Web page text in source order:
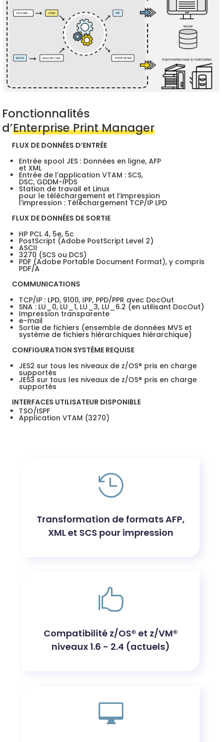
Fonctionnalités
d’Enterprise Print Manager
FLUX DE DONNÉES D’ENTRÉE
Entrée spool JES : Données en ligne, AFP
et XML
Entrée de l’application VTAM : SCS,
DSC, GDDM-IPDS
Station de travail et Linux
pour le téléchargement et l’impression
l’impression : Téléchargement TCP/IP LPD
FLUX DE DONNÉES DE SORTIE
HP PCL 4, 5e, 5c
PostScript (Adobe PostScript Level 2)
ASCII
3270 (SCS ou DCS)
PDF (Adobe Portable Document Format), y compris
PDF/A
COMMUNICATIONS
TCP/IP : LPD, 9100, IPP, PPD/PPR avec DocOut
SNA : LU_0, LU_1, LU_3, LU_6.2 (en utilisant DocOut)
Impression transparente
e-mail
Sortie de fichiers (ensemble de données MVS et
système de fichiers hiérarchiques hiérarchique)
CONFIGURATION SYSTÈME REQUISE
JES2 sur tous les niveaux de z/OS® pris en charge
supportés
JES3 sur tous les niveaux de z/OS® pris en charge
supportés
INTERFACES UTILISATEUR DISPONIBLE
TSO/ISPF
Application VTAM (3270)

Transformation de formats AFP,
XML et SCS pour impression

Compatibilité z/OS® et z/VM®
niveaux 1.6 - 2.4 (actuels)
